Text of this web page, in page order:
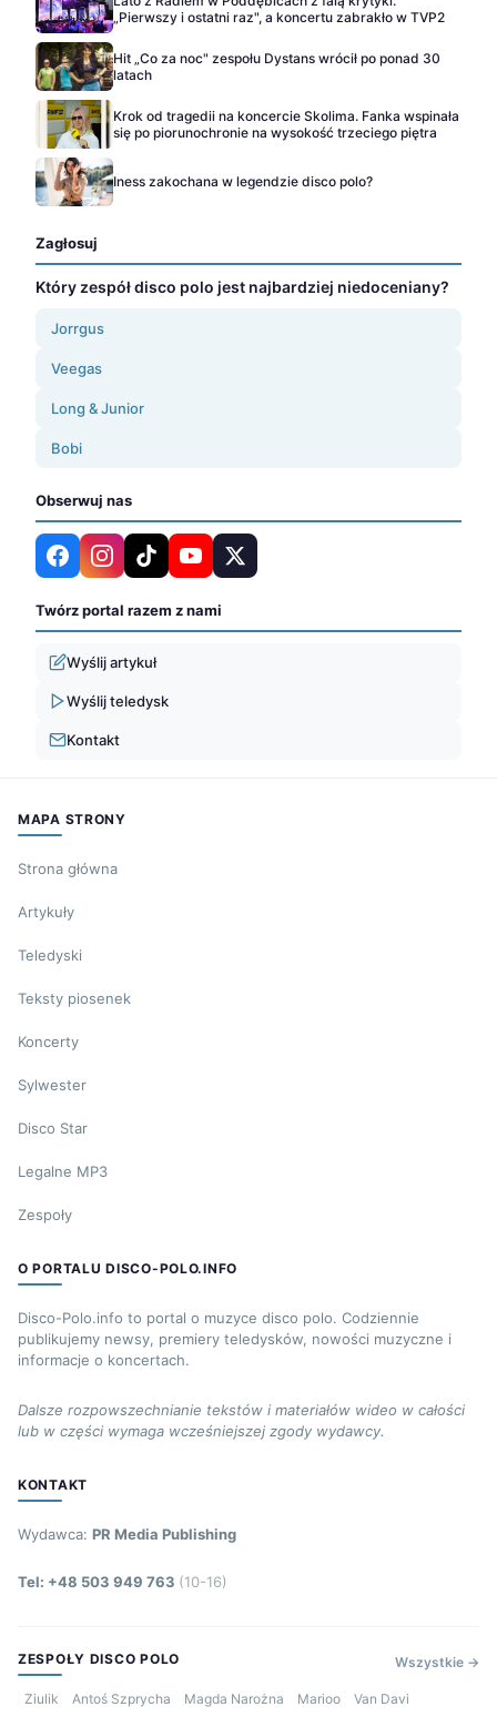
„Pierwszy i ostatni raz", a koncertu zabrakło w TVP2
Hit „Co za noc" zespołu Dystans wrócił po ponad 30
latach
Krok od tragedii na koncercie Skolima. Fanka wspinała
się po piorunochronie na wysokość trzeciego piętra
Iness zakochana w legendzie disco polo?
Zagłosuj
Który zespół disco polo jest najbardziej niedoceniany?
Jorrgus
Veegas
Long & Junior
Bobi
Obserwuj nas
Twórz portal razem z nami
Wyślij artykuł
Wyślij teledysk
Kontakt
MAPA STRONY
Strona główna
Artykuły
Teledyski
Teksty piosenek
Koncerty
Sylwester
Disco Star
Legalne MP3
Zespoły
O PORTALU DISCO-POLO.INFO
Disco-Polo.info to portal o muzyce disco polo. Codziennie
publikujemy newsy, premiery teledysków, nowości muzyczne i
informacje o koncertach.
Dalsze rozpowszechnianie tekstów i materiałów wideo w całości
lub w części wymaga wcześniejszej zgody wydawcy.
KONTAKT
Wydawca: PR Media Publishing
Tel: +48 503 949 763 (10-16)
ZESPOŁY DISCO POLO Wszystkie →
Ziulik Antoś Szprycha Magda Narożna Marioo
Van Davi